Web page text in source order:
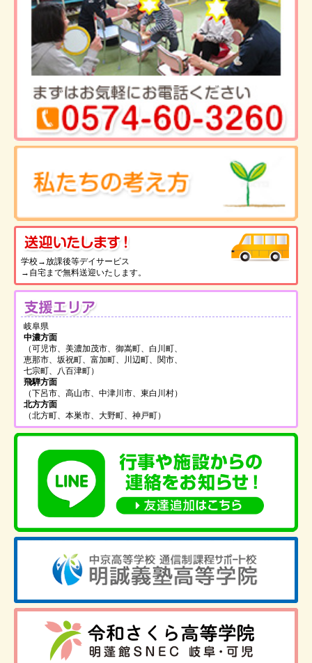
学校→放課後等デイサービス
→自宅まで無料送迎いたします。
岐阜県
中濃方面
（可児市、美濃加茂市、御嵩町、白川町、
恵那市、坂祝町、富加町、川辺町、関市、
七宗町、八百津町）
飛騨方面
（下呂市、高山市、中津川市、東白川村）
北方方面
（北方町、本巣市、大野町、神戸町）